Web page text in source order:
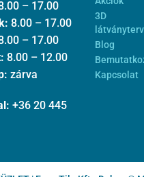
– 17.00
8.00 – 17.00
– 17.00
8.00 – 12.00
zárva
+36 20 445
3D
Blog
Kapcsolat